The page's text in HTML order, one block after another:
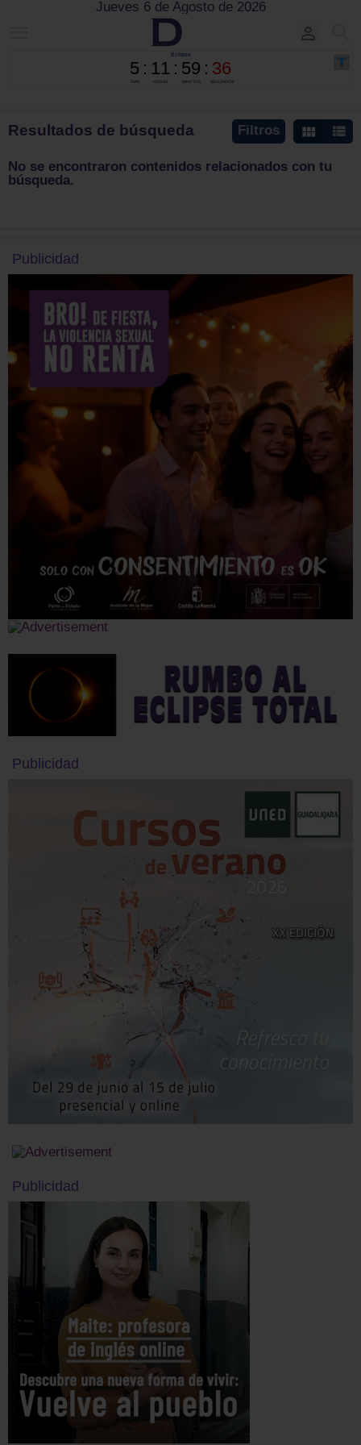
Jueves 6 de Agosto de 2026
Filtros
Resultados de búsqueda
No se encontraron contenidos relacionados con tu
búsqueda.
Publicidad
Publicidad
Publicidad